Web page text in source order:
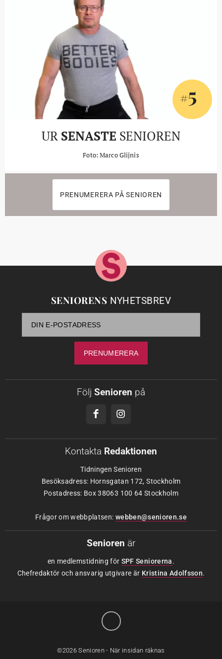
#5
UR SENASTE SENIOREN
Foto: Marco Glijnis
PRENUMERERA PÅ SENIOREN
SENIORENS NYHETSBREV
Följ Senioren på
Kontakta Redaktionen
Tidningen Senioren
Besöksadress: Hornsgatan 172, Stockholm
Postadress: Box 38063 100 64 Stockholm
Frågor om webbplatsen: webben@senioren.se
Senioren är
en medlemstidning för SPF Seniorerna.
Chefredaktör och ansvarig utgivare är Kristina Adolfsson.
©2026 Senioren - När insidan räknas